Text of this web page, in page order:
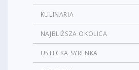
KULINARIA
NAJBLIŻSZA OKOLICA
USTECKA SYRENKA